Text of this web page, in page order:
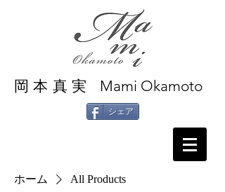
岡本真実 Mami Okamoto
シェア
ホーム All Products